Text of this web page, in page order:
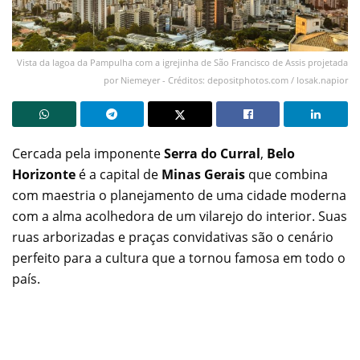
Vista da lagoa da Pampulha com a igrejinha de São Francisco de Assis projetada
por Niemeyer - Créditos: depositphotos.com / losak.napior
Cercada pela imponenteSerra do Curral, Belo
Horizonte é a capital de Minas Gerais que combina
com maestria o planejamento de uma cidade moderna
com a alma acolhedora de um vilarejo do interior. Suas
ruas arborizadas e praças convidativas são o cenário
perfeito para a cultura que a tornou famosa em todo o
país.